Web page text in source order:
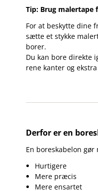
Tip: Brug malertape
For at beskytte dine
sætte et stykke
borer.
Du kan bore direkte
rene kanter og
Derfor er en
En boreskabelon
Hurtigere
Mere præcis
Mere ensartet